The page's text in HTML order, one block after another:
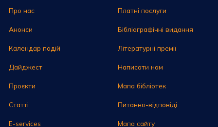
Про нас
Анонси
Календар подій
Дайджест
Проєкти
Статті
E-services
Платні послуги
Бібліографічні видання
Літературні премії
Написати нам
Мапа бібліотек
Питання-відповіді
Мапа сайту